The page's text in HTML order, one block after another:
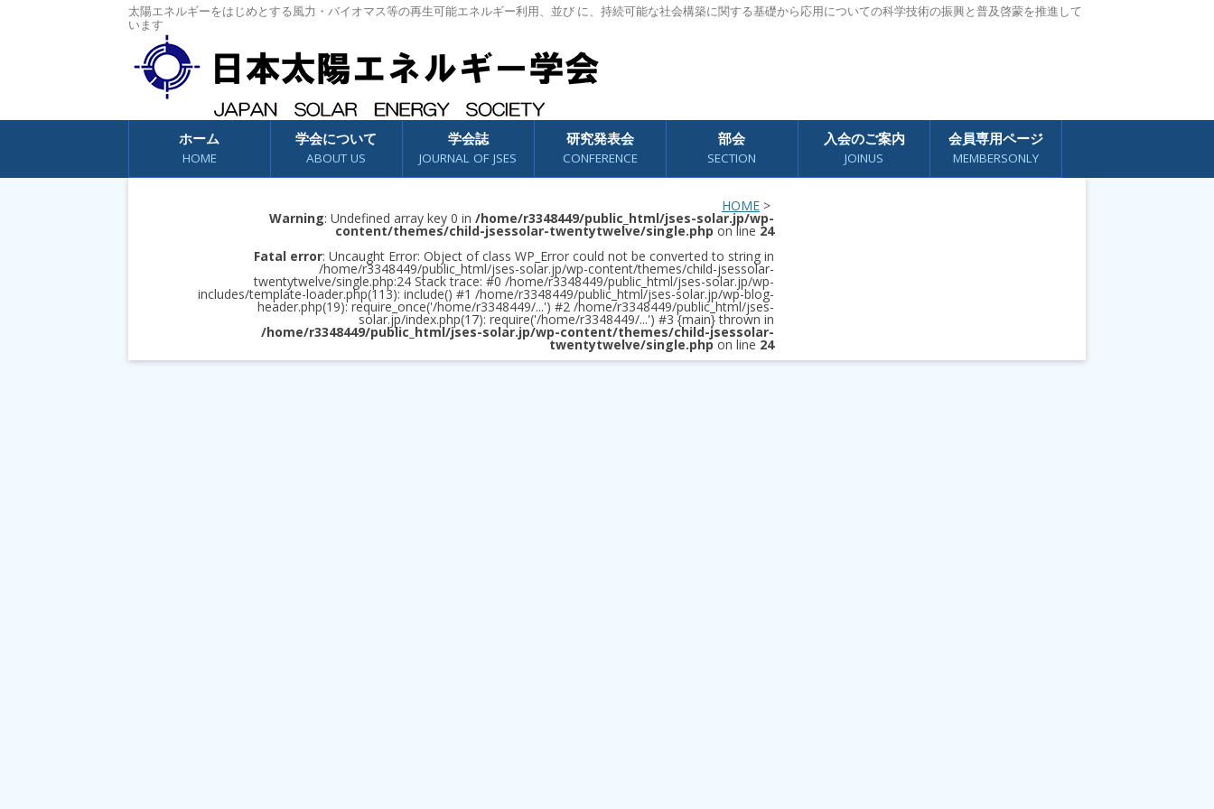
太陽エネルギーをはじめとする風力・バイオマス等の再生可能エネルギー利用、並び に、持続可能な社会構築に関する基礎から応用についての科学技術の振興と普及啓蒙を推進して
います
コンテンツへスキップ
ホーム
HOME
学会について
ABOUT US
学会誌
JOURNAL OF JSES
研究発表会
CONFERENCE
部会
SECTION
入会のご案内
JOINUS
会員専用ページ
MEMBERSONLY
HOME >
Warning: Undefined array key 0 in /home/r3348449/public_html/jses-solar.jp/wp-
content/themes/child-jsessolar-twentytwelve/single.php on line 24
Fatal error: Uncaught Error: Object of class WP_Error could not be converted to string in
/home/r3348449/public_html/jses-solar.jp/wp-content/themes/child-jsessolar-
twentytwelve/single.php:24 Stack trace: #0 /home/r3348449/public_html/jses-solar.jp/wp-
includes/template-loader.php(113): include() #1 /home/r3348449/public_html/jses-solar.jp/wp-blog-
header.php(19): require_once('/home/r3348449/...') #2 /home/r3348449/public_html/jses-
solar.jp/index.php(17): require('/home/r3348449/...') #3 {main} thrown in
/home/r3348449/public_html/jses-solar.jp/wp-content/themes/child-jsessolar-
twentytwelve/single.php on line 24